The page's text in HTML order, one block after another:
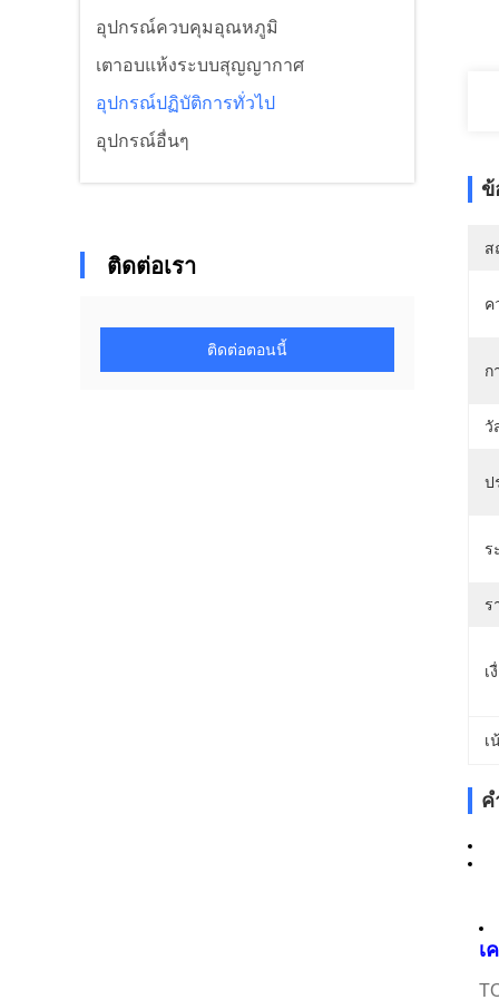
อุปกรณ์ควบคุมอุณหภูมิ
เตาอบแห้งระบบสุญญากาศ
อุปกรณ์ปฏิบัติการทั่วไป
อุปกรณ์อื่นๆ
ติดต่อเรา
ติดต่อตอนนี้
ข้
ส
ค
ก
วั
ป
ร
ร
เ
เ
คํ
เ